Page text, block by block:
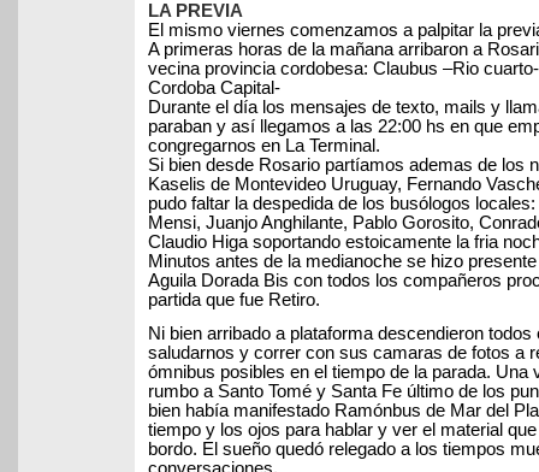
LA PREVIA
El mismo viernes comenzamos a palpitar la
A primeras horas de la mañana arribaron a
vecina provincia cordobesa: Claubus –Rio
Cordoba Capital-
Durante el día los mensajes de texto, mails y
paraban y así llegamos a las 22:00 hs en que
congregarnos en La Terminal.
Si bien desde Rosario partíamos ademas de los
Kaselis de Montevideo Uruguay, Fernando
pudo faltar la despedida de los busólogos
Mensi, Juanjo Anghilante, Pablo Gorosito,
Claudio Higa soportando estoicamente la fria
Minutos antes de la medianoche se hizo presente
Aguila Dorada Bis con todos los compañeros
partida que fue Retiro.
Ni bien arribado a plataforma descendieron todos
saludarnos y correr con sus camaras de fotos a
ómnibus posibles en el tiempo de la parada. Una
rumbo a Santo Tomé y Santa Fe último de los
bien había manifestado Ramónbus de Mar del
tiempo y los ojos para hablar y ver el material
bordo. El sueño quedó relegado a los tiempos